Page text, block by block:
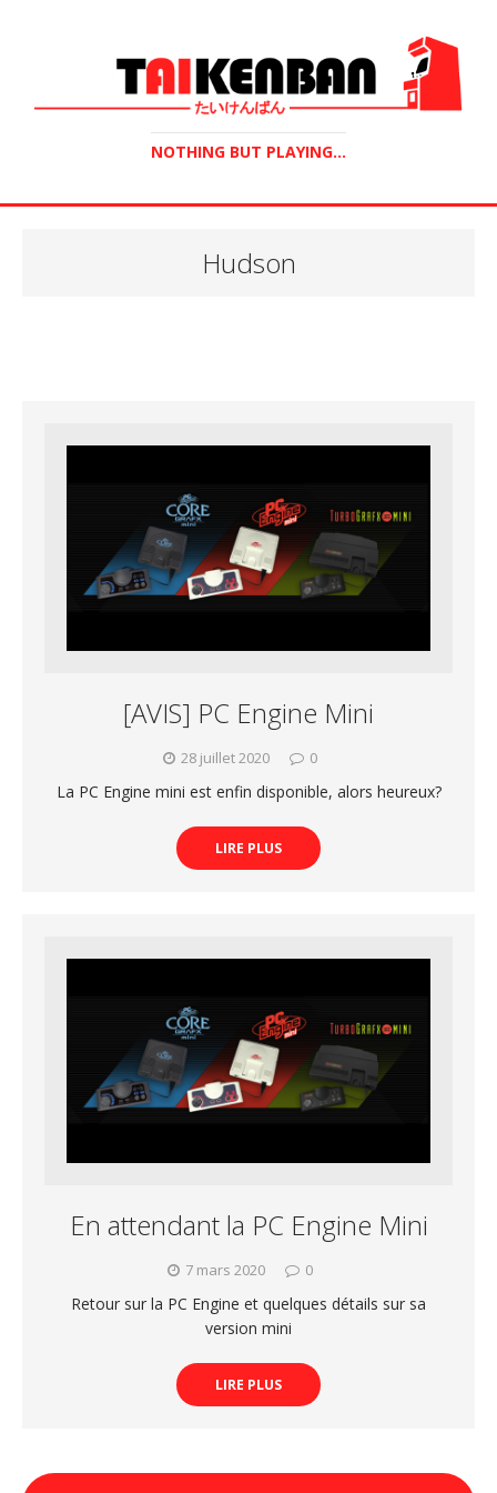
NOTHING BUT PLAYING...
Hudson
[AVIS] PC Engine Mini
28 juillet 2020 0
La PC Engine mini est enfin disponible, alors heureux?
LIRE PLUS
En attendant la PC Engine Mini
7 mars 2020 0
Retour sur la PC Engine et quelques détails sur sa
version mini
LIRE PLUS